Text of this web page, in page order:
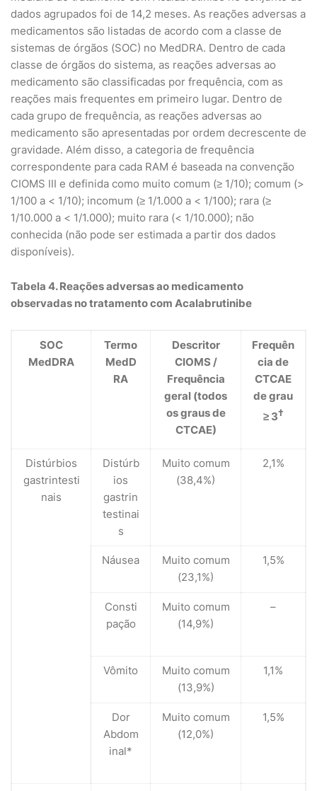
dados agrupados foi de 14,2 meses. As reações adversas a
medicamentos são listadas de acordo com a classe de
sistemas de órgãos (SOC) no MedDRA. Dentro de cada
classe de órgãos do sistema, as reações adversas ao
medicamento são classificadas por frequência, com as
reações mais frequentes em primeiro lugar. Dentro de
cada grupo de frequência, as reações adversas ao
medicamento são apresentadas por ordem decrescente de
gravidade. Além disso, a categoria de frequência
correspondente para cada RAM é baseada na convenção
CIOMS III e definida como muito comum (≥ 1/10); comum (>
1/100 a < 1/10); incomum (≥ 1/1.000 a < 1/100); rara (≥
1/10.000 a < 1/1.000); muito rara (< 1/10.000); não
conhecida (não pode ser estimada a partir dos dados
disponíveis).
Tabela 4. Reações adversas ao medicamento
observadas no tratamento com Acalabrutinibe
SOC
MedDRA
Termo
MedD
RA
Descritor
CIOMS /
Frequência
geral (todos
os graus de
CTCAE)
Frequên
cia de
CTCAE
de grau
≥ 3†
Distúrbios
gastrintesti
nais
Distúrb
ios
gastrin
testinai
s
Muito comum
(38,4%)
2,1%
Náusea
Muito comum
(23,1%)
1,5%
Consti
pação
Muito comum
(14,9%)
–
Vômito
Muito comum
(13,9%)
1,1%
Dor
Abdom
inal*
Muito comum
(12,0%)
1,5%